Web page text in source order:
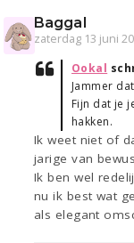
Baggal
zaterdag 13 juni
Ookal
Jammer
Fijn dat je
hakken.
Ik weet niet of
jarige van
Ik ben wel
nu ik best wat
als elegant